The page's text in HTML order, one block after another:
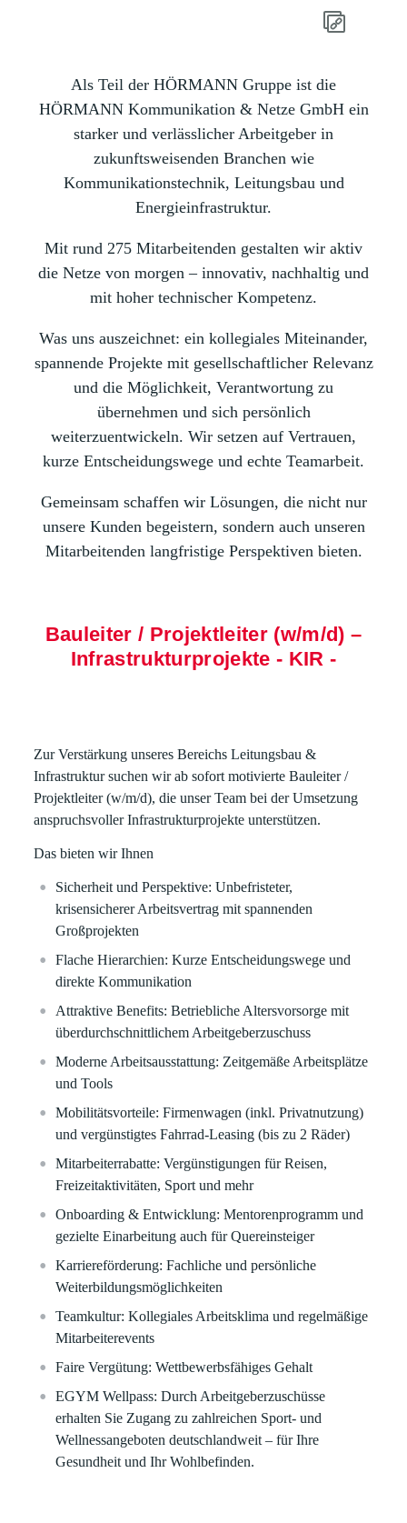
Als Teil der HÖRMANN Gruppe ist die
HÖRMANN Kommunikation & Netze GmbH ein
starker und verlässlicher Arbeitgeber in
zukunftsweisenden Branchen wie
Kommunikationstechnik, Leitungsbau und
Energieinfrastruktur.
Mit rund 275 Mitarbeitenden gestalten wir aktiv
die Netze von morgen – innovativ, nachhaltig und
mit hoher technischer Kompetenz.
Was uns auszeichnet: ein kollegiales Miteinander,
spannende Projekte mit gesellschaftlicher Relevanz
und die Möglichkeit, Verantwortung zu
übernehmen und sich persönlich
weiterzuentwickeln. Wir setzen auf Vertrauen,
kurze Entscheidungswege und echte Teamarbeit.
Gemeinsam schaffen wir Lösungen, die nicht nur
unsere Kunden begeistern, sondern auch unseren
Mitarbeitenden langfristige Perspektiven bieten.
Bauleiter / Projektleiter (w/m/d) –
Infrastrukturprojekte - KIR -
Zur Verstärkung unseres Bereichs Leitungsbau &
Infrastruktur suchen wir ab sofort motivierte Bauleiter /
Projektleiter (w/m/d),die unser Team bei der Umsetzung
anspruchsvoller Infrastrukturprojekte unterstützen.
Das bieten wir Ihnen
Sicherheit und Perspektive: Unbefristeter,
krisensicherer Arbeitsvertrag mit spannenden
Großprojekten
Flache Hierarchien: Kurze Entscheidungswege und
direkte Kommunikation
Attraktive Benefits: Betriebliche Altersvorsorge mit
überdurchschnittlichem Arbeitgeberzuschuss
Moderne Arbeitsausstattung: Zeitgemäße Arbeitsplätze
und Tools
Mobilitätsvorteile: Firmenwagen (inkl. Privatnutzung)
und vergünstigtes Fahrrad-Leasing (bis zu 2 Räder)
Mitarbeiterrabatte: Vergünstigungen für Reisen,
Freizeitaktivitäten, Sport und mehr
Onboarding & Entwicklung: Mentorenprogramm und
gezielte Einarbeitung auch für Quereinsteiger
Karriereförderung: Fachliche und persönliche
Weiterbildungsmöglichkeiten
Teamkultur: Kollegiales Arbeitsklima und regelmäßige
Mitarbeiterevents
Faire Vergütung: Wettbewerbsfähiges Gehalt
EGYM Wellpass: Durch Arbeitgeberzuschüsse
erhalten Sie Zugang zu zahlreichen Sport- und
Wellnessangeboten deutschlandweit – für Ihre
Gesundheit und Ihr Wohlbefinden.